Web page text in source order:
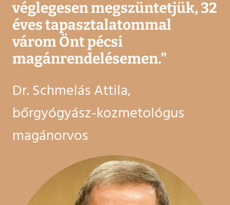
véglegesen megszüntetjük, 32
éves tapasztalatommal
várom Önt pécsi
magánrendelésemen.”
Dr. Schmelás Attila,
bőrgyógyász-kozmetológus
magánorvos